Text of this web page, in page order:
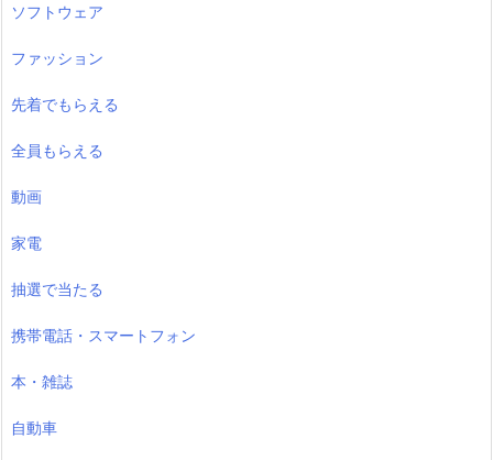
ソフトウェア
ファッション
先着でもらえる
全員もらえる
動画
家電
抽選で当たる
携帯電話・スマートフォン
本・雑誌
自動車